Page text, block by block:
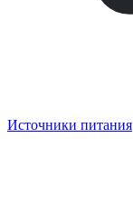
Источники питания